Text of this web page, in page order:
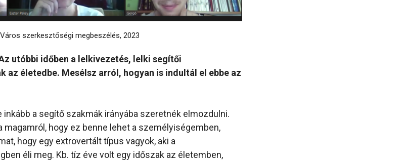
szerkesztőségi megbeszélés, 2023
utóbbi időben a lelkivezetés, lelki segítői
az életedbe. Mesélsz arról, hogyan is indultál el ebbe az
inkább a segítő szakmák irányába szeretnék elmozdulni.
magamról, hogy ez benne lehet a személyiségemben,
hogy egy extrovertált típus vagyok, aki a
éli meg. Kb. tíz éve volt egy időszak az életemben,